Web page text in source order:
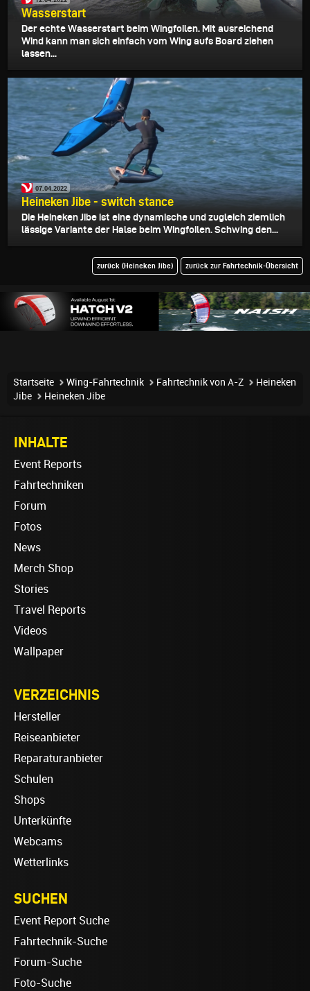
Wasserstart
Der echte Wasserstart beim Wingfoilen. Mit ausreichend
Wind kann man sich einfach vom Wing aufs Board ziehen
lassen...
07.04.2022
Heineken Jibe - switch stance
Die Heineken Jibe ist eine dynamische und zugleich ziemlich
lässige Variante der Halse beim Wingfoilen. Schwing den...
zurück (Heineken Jibe) zurück zur Fahrtechnik-Übersicht
Startseite Wing-Fahrtechnik Fahrtechnik von A-Z
Heineken
Jibe
Heineken Jibe
INHALTE
Event Reports
Fahrtechniken
Forum
Fotos
News
Merch Shop
Stories
Travel Reports
Videos
Wallpaper
VERZEICHNIS
Hersteller
Reiseanbieter
Reparaturanbieter
Schulen
Shops
Unterkünfte
Webcams
Wetterlinks
SUCHEN
Event Report Suche
Fahrtechnik-Suche
Forum-Suche
Foto-Suche